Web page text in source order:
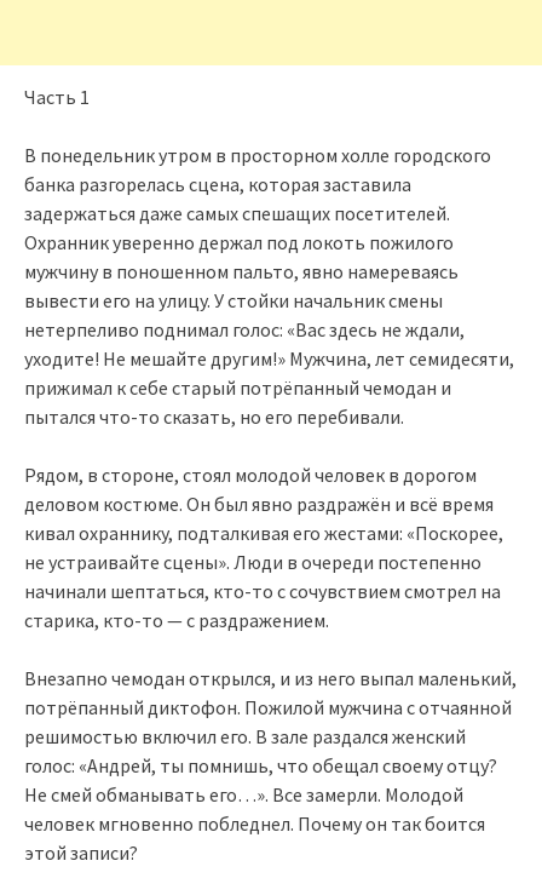
Часть 1
В понедельник утром в просторном холле городского
банка разгорелась сцена, которая заставила
задержаться даже самых спешащих посетителей.
Охранник уверенно держал под локоть пожилого
мужчину в поношенном пальто, явно намереваясь
вывести его на улицу. У стойки начальник смены
нетерпеливо поднимал голос: «Вас здесь не ждали,
уходите! Не мешайте другим!» Мужчина, лет семидесяти,
прижимал к себе старый потрёпанный чемодан и
пытался что-то сказать, но его перебивали.
Рядом, в стороне, стоял молодой человек в дорогом
деловом костюме. Он был явно раздражён и всё время
кивал охраннику, подталкивая его жестами: «Поскорее,
не устраивайте сцены». Люди в очереди постепенно
начинали шептаться, кто-то с сочувствием смотрел на
старика, кто-то — с раздражением.
Внезапно чемодан открылся, и из него выпал маленький,
потрёпанный диктофон. Пожилой мужчина с отчаянной
решимостью включил его. В зале раздался женский
голос: «Андрей, ты помнишь, что обещал своему отцу?
Не смей обманывать его…». Все замерли. Молодой
человек мгновенно побледнел. Почему он так боится
этой записи?